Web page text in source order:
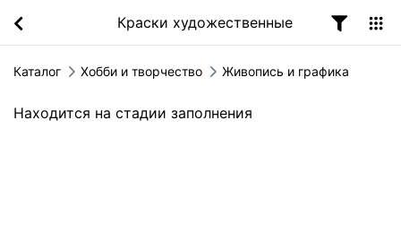
Краски художественные
Каталог Хобби и творчество Живопись и графика
Находится на стадии заполнения